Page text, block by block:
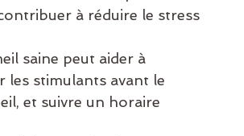
à réduire le stress
saine peut aider à
les stimulants avant le
et suivre un horaire